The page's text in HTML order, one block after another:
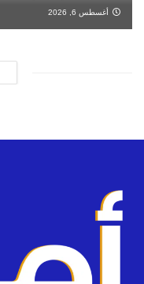
أغسطس 6, 2026